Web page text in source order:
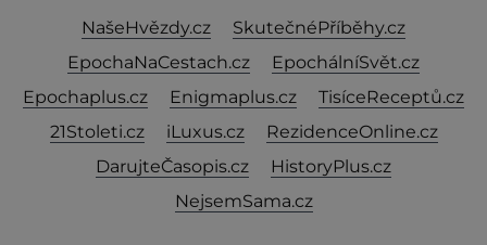
NašeHvězdy.cz
SkutečnéPříběhy.cz
EpochaNaCestach.cz
EpochálníSvět.cz
Epochaplus.cz
Enigmaplus.cz
TisíceReceptů.cz
21Stoleti.cz
iLuxus.cz
RezidenceOnline.cz
DarujteČasopis.cz
HistoryPlus.cz
NejsemSama.cz